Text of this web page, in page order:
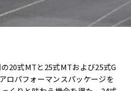
20式MTと25式MTおよび25式G
ロパフォーマンスパッケージを